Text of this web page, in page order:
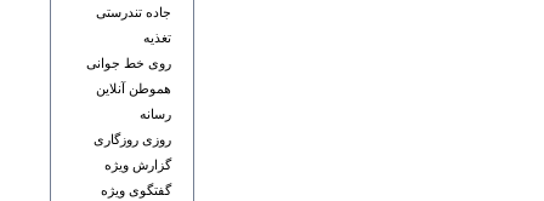
جاده تندرستی
تغذيه
روی خط جوانی
هموطن آنلاين
رسانه
روزی روزگاری
گزارش ويژه
گفتگوی ويژه